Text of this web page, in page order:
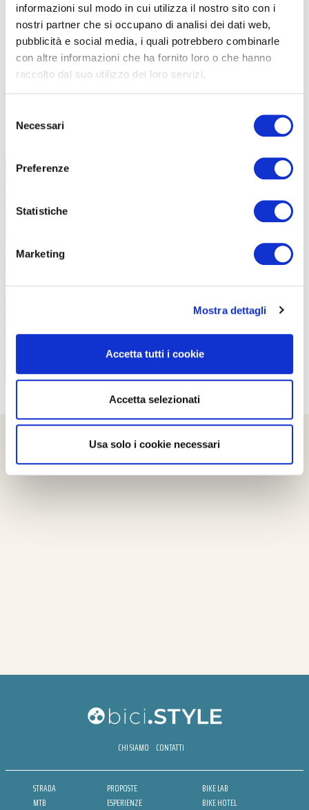
informazioni sul modo in cui utilizza il nostro sito con i
nostri partner che si occupano di analisi dei dati web,
pubblicità e social media, i quali potrebbero combinarle
con altre informazioni che ha fornito loro o che hanno
raccolto dal suo utilizzo dei loro servizi.
delNecessari
Preferenze
Statistiche
Marketing
Mostra dettagli
Accetta tutti i cookie
Accetta selezionati
Usa solo i cookie necessari
TUTTE LE CATEGORIE DEL MAGAZINE
CHI SIAMO CONTATTI
STRADA
MTB
PROPOSTE
ESPERIENZE
BIKE LAB
BIKE HOTEL